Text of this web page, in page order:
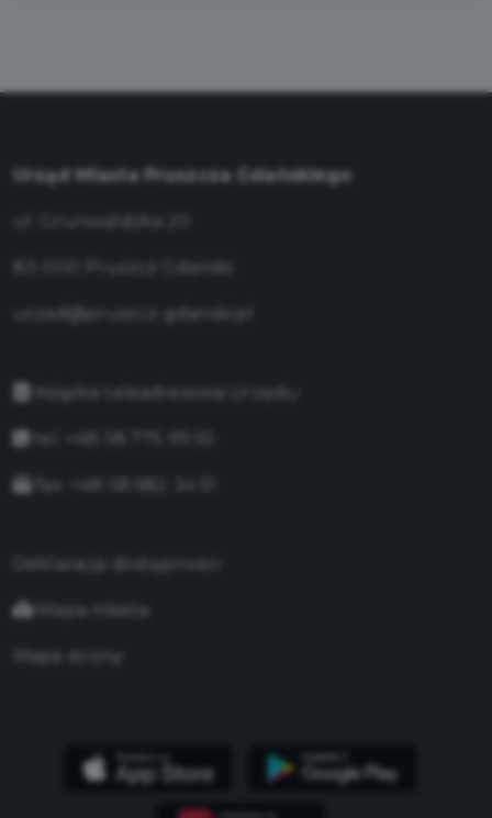
Urząd Miasta Pruszcza Gdańskiego
urzad@pruszcz-gdanski.pl
Książka teleadresowa Urzędu
Deklaracja dostępności
Mapa miasta
Mapa strony